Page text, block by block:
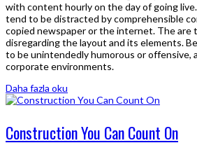
with content hourly on the day of going
tend to be distracted by comprehensible
copied newspaper or the internet. The are
disregarding the layout and its elements.
to be unintendedly humorous or offensive,
corporate environments.
Daha fazla oku
Construction You Can Count On